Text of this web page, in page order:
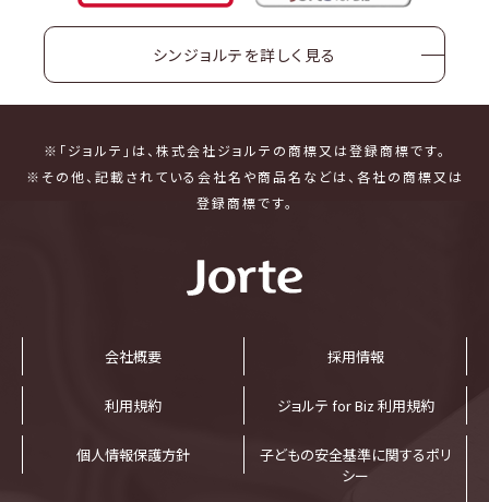
シンジョルテを詳しく見る
※「ジョルテ」は、株式会社ジョルテの商標又は登録商標です。
※その他、記載されている会社名や商品名などは、各社の商標又は
登録商標です。
会社概要 採⽤情報
利⽤規約 ジョルテ for Biz 利⽤規約
個⼈情報保護⽅針
子どもの安全基準に関するポリ
シー